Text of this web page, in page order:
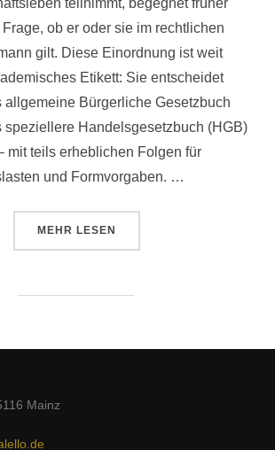
teilnimmt, begegnet früher
ob er oder sie im rechtlichen
gilt. Diese Einordnung ist weit
Etikett: Sie entscheidet
allgemeine Bürgerliche Gesetzbuch
speziellere Handelsgesetzbuch (HGB)
mit teils erheblichen Folgen für
und Formvorgaben. …
MEHR LESEN
Mainz